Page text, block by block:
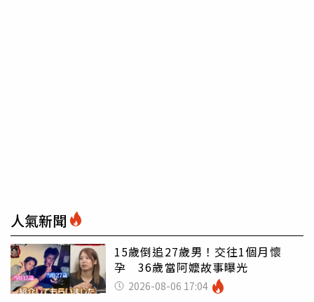
人氣新聞
15歲倒追27歲男！交往1個月懷
孕 36歲當阿嬤故事曝光
2026-08-06 17:04